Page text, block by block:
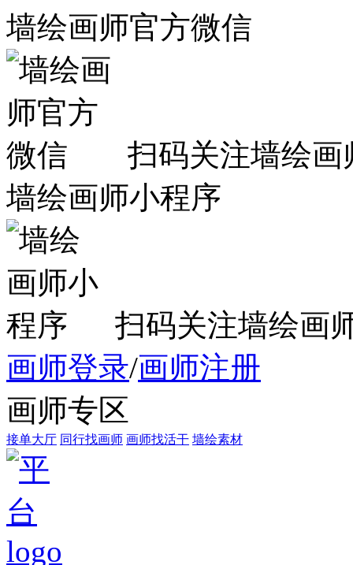
墙绘画师官方微信
扫码关注墙绘画
墙绘画师小程序
扫码关注墙绘画
画师登录/画师注册
画师专区
接单大厅 同行找画师 画师找活干 墙绘素材